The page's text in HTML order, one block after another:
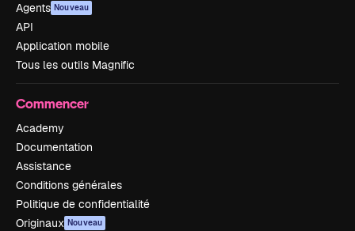
Agents Nouveau
API
Application mobile
Tous les outils Magnific
Commencer
Academy
Documentation
Assistance
Conditions générales
Politique de confidentialité
Originaux Nouveau